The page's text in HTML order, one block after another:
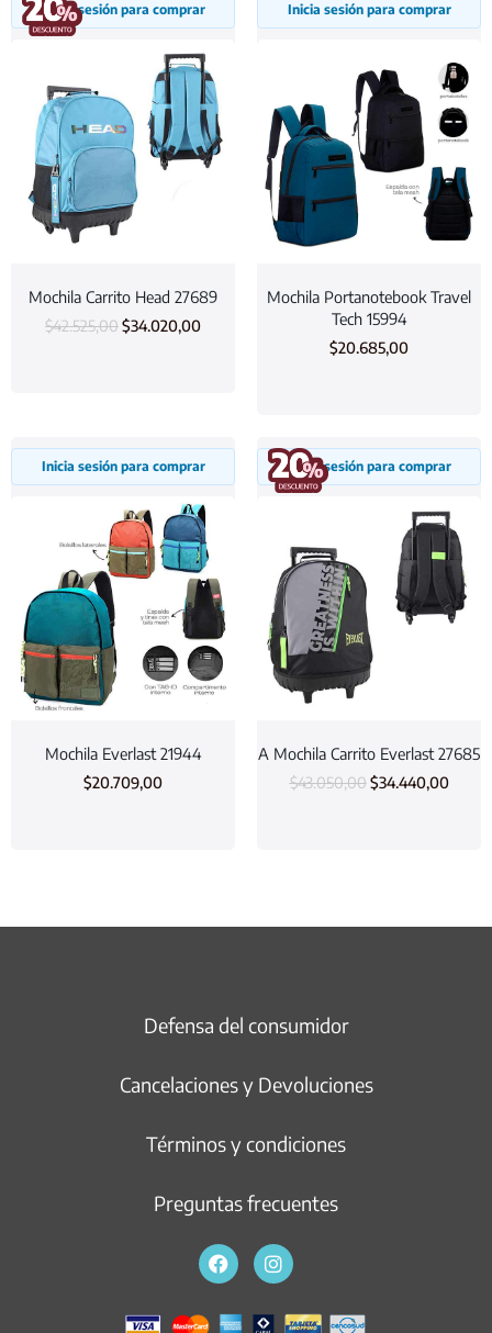
Inicia sesión para comprar
Mochila Carrito Head 27689
$42.525,00$34.020,00
Inicia sesión para comprar
Mochila Portanotebook Travel
Tech 15994
$20.685,00
Inicia sesión para comprar
Mochila Everlast 21944
$20.709,00
Inicia sesión para comprar
A Mochila Carrito Everlast 27685
$43.050,00 $34.440,00
Defensa del consumidor
Cancelaciones y Devoluciones
Términos y condiciones
Preguntas frecuentes